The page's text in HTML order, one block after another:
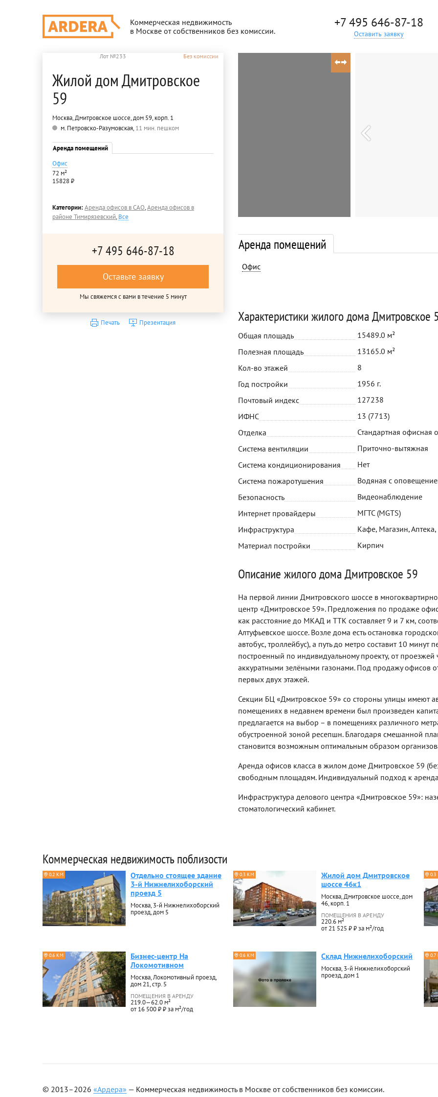
Коммерческая недвижимость
в Москве от собственников без комиссии.
+7 495 646-87-18
Оставить заявку
Лот №233 Без комиссии
Жилой дом Дмитровское
59
Москва, Дмитровское шоссе, дом 59, корп. 1
м. Петровско-Разумовская,11 мин. пешком
Аренда помещений
Офис
72 м²
15828 ₽
Категории:Аренда офисов в САО,Аренда офисов в
районе Тимирязевский,Все
+7 495 646-87-18
Оставьте заявку
Мы свяжемся с вами в течение 5 минут
Печать Презентация
Аренда помещений
Офис
Характеристики жилого дома Дмитровское
Общая площадь
15489.0 м²
Полезная площадь
13165.0 м²
Кол-во этажей
8
Год постройки
1956 г.
Почтовый индекс
127238
ИФНС
13 (7713)
Отделка
Стандартная офисная
Система вентиляции
Приточно-вытяжная
Система кондиционирования
Нет
Система пожаротушения
Водяная с
Безопасность
Видеонаблюдение
Интернет провайдеры
МГТС (MGTS)
Инфраструктура
Кафе, Магазин,
Материал постройки
Кирпич
Описание жилого дома Дмитровское 59
На первой линии Дмитровского шоссе в
центр «Дмитровское 59». Предложения по продаже
как расстояние до МКАД и ТТК составляет 9 и 7 км,
Алтуфьевское шоссе. Возле дома есть остановка
автобус, троллейбус), а путь до метро составит 10
построенный по индивидуальному проекту, от проезжей
аккуратными зелёными газонами. Под продажу офисов
первых двух этажей.
Секции БЦ «Дмитровское 59» со стороны улицы имеют
помещениях в недавнем времени был произведен
предлагается на выбор – в помещениях различного
обустроенной зоной ресепшн. Благодаря смешанной
становится возможным оптимальным образом
Аренда офисов класса в жилом доме Дмитровское 59
свободным площадям. Индивидуальный подход к
Инфраструктура делового центра «Дмитровское 59»:
стоматологический кабинет.
Коммерческая недвижимость поблизости
0.2 КМ
Отдельно стоящее здание
3-й Нижнелихоборский
проезд 5
Москва, 3-й Нижнелихоборский
проезд, дом 5
0.3 КМ
Жилой дом Дмитровское
шоссе 46к1
Москва, Дмитровское шоссе, дом
46, корп. 1
ПОМЕЩЕНИЯ В АРЕНДУ
220.6 м²
от 21 525 ₽ ₽ за м²/год
0.6 КМ
Бизнес-центр На
Локомотивном
Москва, Локомотивный проезд,
дом 21, стр. 5
ПОМЕЩЕНИЯ В АРЕНДУ
219.0—62.0 м²
от 16 500 ₽ ₽ за м²/год
0.6 КМ Склад Нижнелихоборский
Москва, 3-й Нижнелихоборский
проезд, дом 1
© 2013–2026 «Ардера» — Коммерческая недвижимость в Москве от собственников без комиссии.